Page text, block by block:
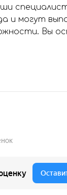
и могут
Вы